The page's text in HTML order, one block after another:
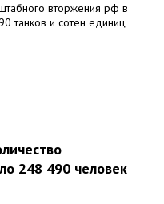
вторжения рф в
танков и сотен единиц
248 490 человек